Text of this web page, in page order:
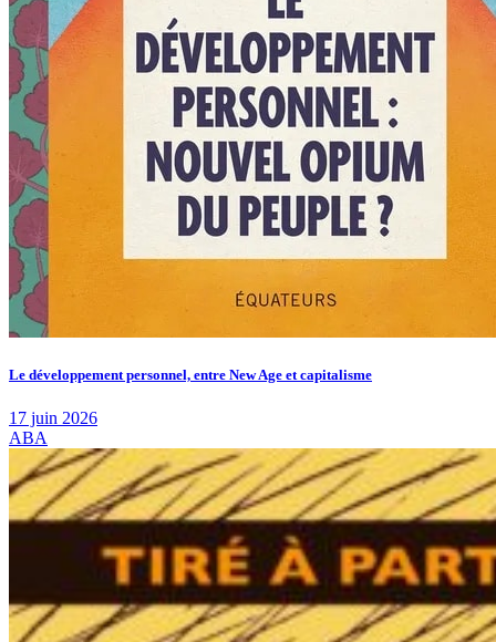
Le développement personnel, entre New Age et capitalisme
17 juin 2026
ABA